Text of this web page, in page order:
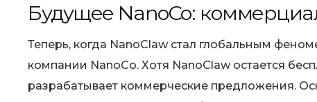
Будущее NanoCo:
Теперь, когда NanoClaw стал глобальным
компании NanoCo. Хотя NanoClaw остается
разрабатывает коммерческие предложения.